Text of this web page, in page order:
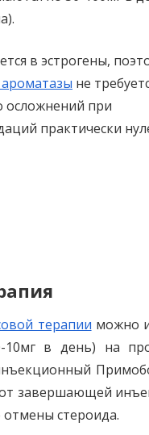
в эстрогены,
не
осложнений при
практически
терапии можно
10мг в день) на
от завершающей
отмены стероида.